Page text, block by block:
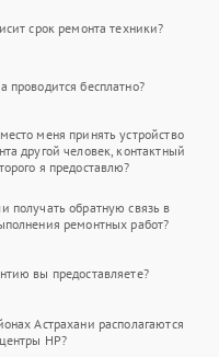
срок ремонта техники?
проводится бесплатно?
меня принять устройство
другой человек, контактный
я предоставлю?
получать обратную связь в
ремонтных работ?
вы предоставляете?
Астрахани располагаются
HP?